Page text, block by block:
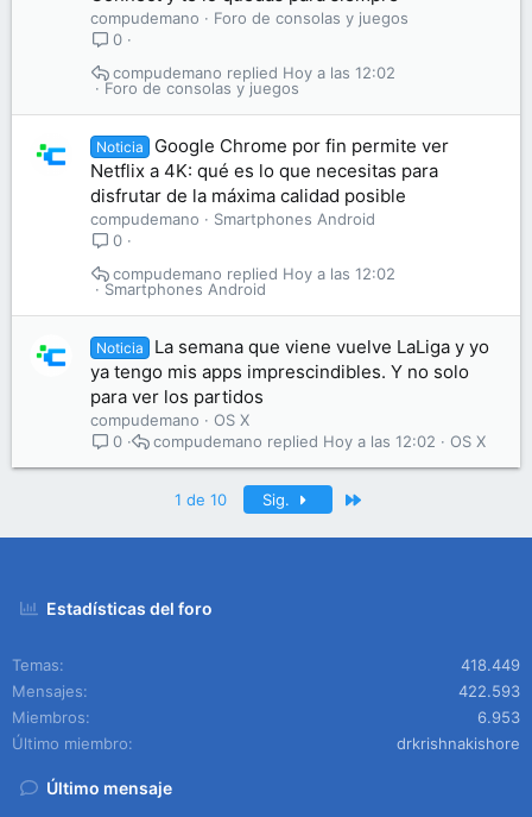
compudemano
Foro de consolas y juegos
0
Foro de consolas y juegos
Hoy a las 12:02
compudemano
Noticia
Google Chrome por fin permite ver
Netflix a 4K: qué es lo que necesitas para
disfrutar de la máxima calidad posible
compudemano
Smartphones Android
0
Smartphones Android
Hoy a las 12:02
compudemano
Noticia
La semana que viene vuelve LaLiga y yo
ya tengo mis apps imprescindibles. Y no solo
para ver los partidos
compudemano
OS X
0
OS X
Hoy a las 12:02
compudemano
1 de 10 Sig.
Estadísticas del foro
Temas
418.449
Mensajes
422.593
Miembros
6.953
Último miembro
drkrishnakishore
Último mensaje